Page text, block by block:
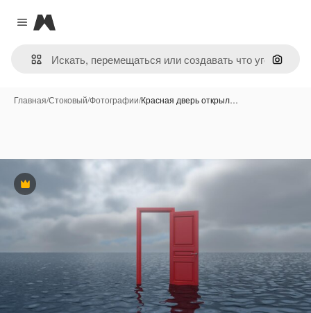
Close menu
Magnific
Поиск
Главная/Стоковый/Фотографии/Красная дверь открыл…
Премиум